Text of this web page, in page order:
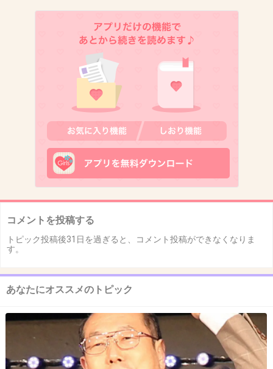
コメントを投稿する
トピック投稿後31日を過ぎると、コメント投稿ができなくなりま
す。
あなたにオススメのトピック